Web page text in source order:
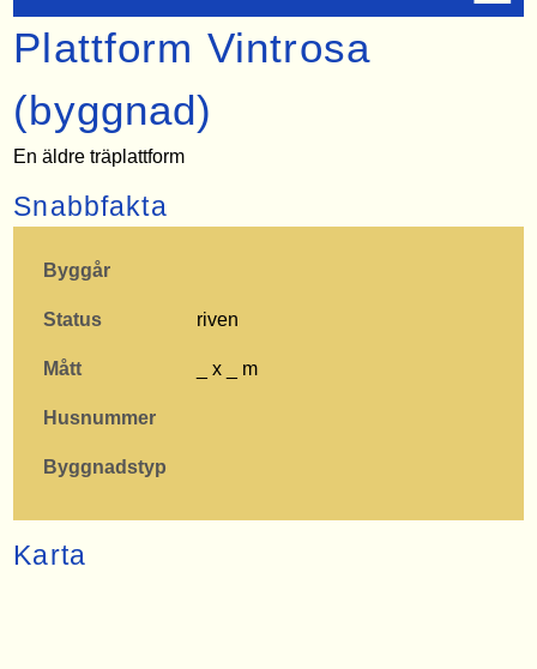
Plattform Vintrosa
(byggnad)
En äldre träplattform
Snabbfakta
Byggår
Status riven
Mått _ x _ m
Husnummer
Byggnadstyp
Karta